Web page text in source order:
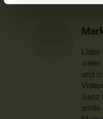
Liebe
und
Ganz
smile